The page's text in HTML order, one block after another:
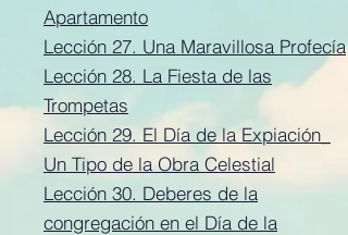
Apartamento
Lección 27. Una Maravillosa Profecía
Lección 28. La Fiesta de las
Trompetas
Lección 29. El Día de la Expiación_
Un Tipo de la Obra Celestial
Lección 30. Deberes de la
congregación en el Día de la